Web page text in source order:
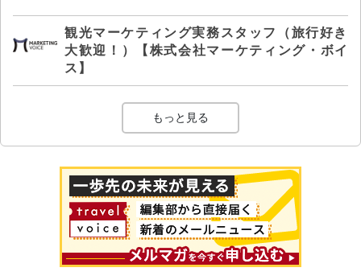
観光マーケティング実務スタッフ（旅行好き
大歓迎！）【株式会社マーケティング・ボイ
ス】
もっと見る